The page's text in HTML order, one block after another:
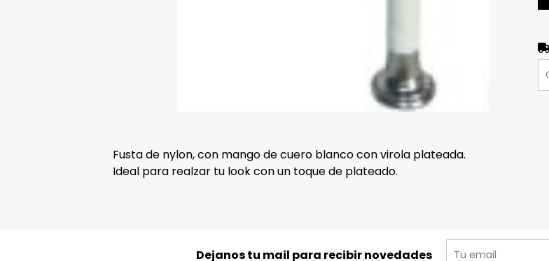
Fusta de nylon, con mango de cuero blanco con virola plateada.
Ideal para realzar tu look con un toque de plateado.
Dejanos tu mail para recibir novedades